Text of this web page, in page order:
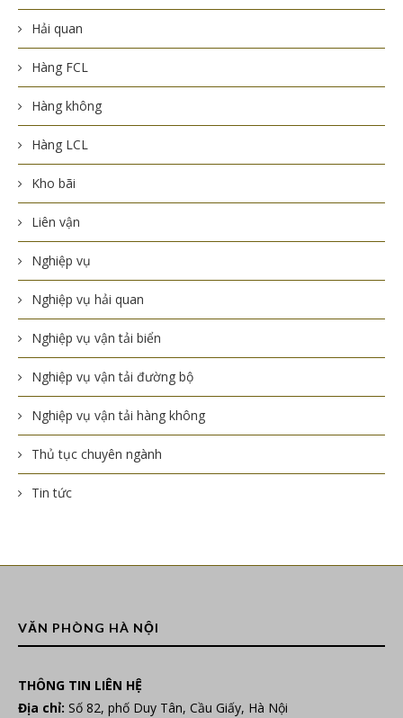
Hải quan
Hàng FCL
Hàng không
Hàng LCL
Kho bãi
Liên vận
Nghiệp vụ
Nghiệp vụ hải quan
Nghiệp vụ vận tải biển
Nghiệp vụ vận tải đường bộ
Nghiệp vụ vận tải hàng không
Thủ tục chuyên ngành
Tin tức
VĂN PHÒNG HÀ NỘI
THÔNG TIN LIÊN HỆ
Địa chỉ: Số 82, phố Duy Tân, Cầu Giấy, Hà Nội